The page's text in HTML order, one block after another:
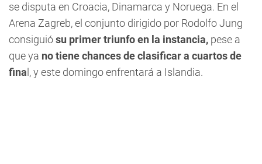
se disputa en Croacia, Dinamarca y Noruega. En el
Arena Zagreb, el conjunto dirigido por Rodolfo Jung
consiguiósu primer triunfo en la instancia, pese a
que ya no tiene chances de clasificar a cuartos de
fina l, y este domingo enfrentará a Islandia.